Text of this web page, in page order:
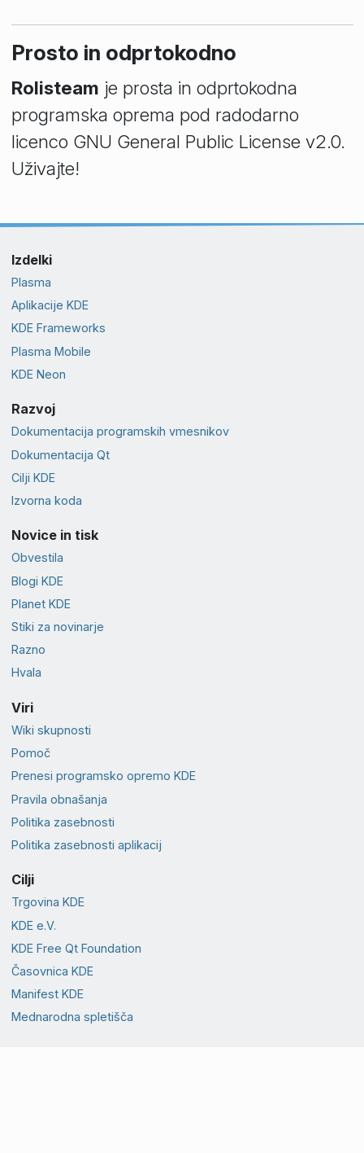
Prosto in odprtokodno
Rolisteam je prosta in odprtokodna
programska oprema pod radodarno
licenco GNU General Public License v2.0.
Uživajte!
Izdelki
Plasma
Aplikacije KDE
KDE Frameworks
Plasma Mobile
KDE Neon
Razvoj
Dokumentacija programskih vmesnikov
Dokumentacija Qt
Cilji KDE
Izvorna koda
Novice in tisk
Obvestila
Blogi KDE
Planet KDE
Stiki za novinarje
Razno
Hvala
Viri
Wiki skupnosti
Pomoč
Prenesi programsko opremo KDE
Pravila obnašanja
Politika zasebnosti
Politika zasebnosti aplikacij
Cilji
Trgovina KDE
KDE e.V.
KDE Free Qt Foundation
Časovnica KDE
Manifest KDE
Mednarodna spletišča